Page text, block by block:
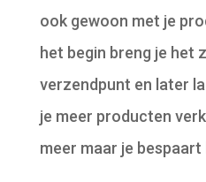
ook gewoon met je
het begin breng je het
verzendpunt en later
je meer producten
meer maar je